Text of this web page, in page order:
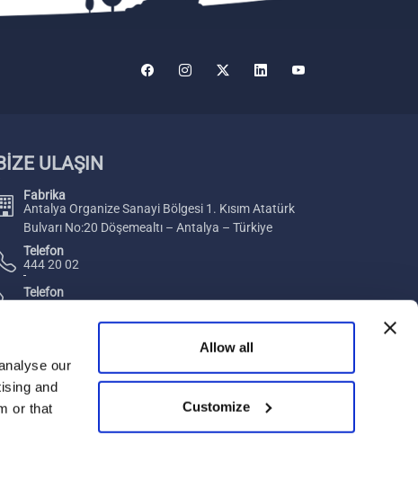
our
and
or that
Allow all
Customize
ULAŞIN
Fabrika
Antalya Organize Sanayi Bölgesi 1. Kısım Atatürk
Bulvarı No:20 Döşemealtı – Antalya – Türkiye
Telefon
444 20 02
Telefon
+ 90 242 229 00 74
E-posta
[email protected]
Merhaba, size nasıl yardımcı